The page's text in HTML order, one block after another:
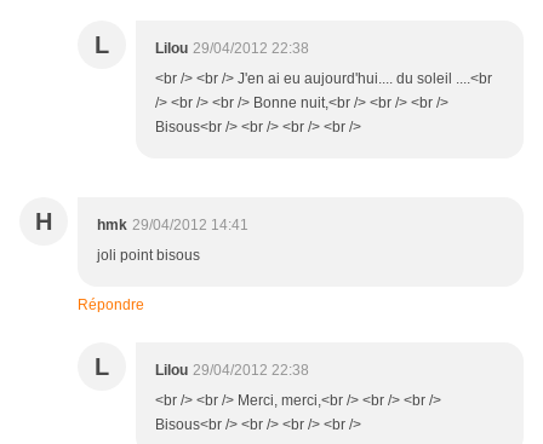
L Lilou 29/04/2012 22:38
<br /> <br /> J'en ai eu aujourd'hui.... du soleil ....<br
/> <br /> <br /> Bonne nuit,<br /> <br /> <br />
Bisous<br /> <br /> <br /> <br />
H hmk 29/04/2012 14:41
joli point bisous
Répondre
L Lilou 29/04/2012 22:38
<br /> <br /> Merci, merci,<br /> <br /> <br />
Bisous<br /> <br /> <br /> <br />